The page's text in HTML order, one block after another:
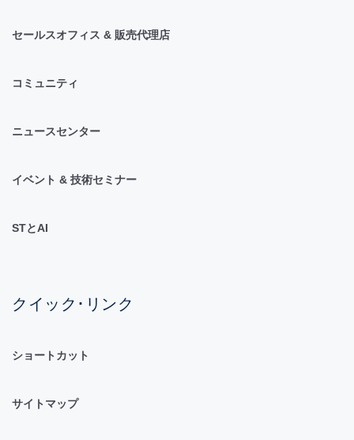
セールスオフィス & 販売代理店
コミュニティ
ニュースセンター
イベント & 技術セミナー
STとAI
クイック･リンク
ショートカット
サイトマップ